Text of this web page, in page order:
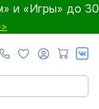
и «Игры» до 30